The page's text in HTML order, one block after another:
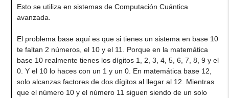
Esto se utiliza en sistemas de Computación Cuántica
avanzada.
El problema base aquí es que si tienes un sistema en base 10
te faltan 2 números, el 10 y el 11. Porque en la matemática
base 10 realmente tienes los dígitos 1, 2, 3, 4, 5, 6, 7, 8, 9 y el
0. Y el 10 lo haces con un 1 y un 0. En matemática base 12,
solo alcanzas factores de dos dígitos al llegar al 12. Mientras
que el número 10 y el número 11 siguen siendo de un solo